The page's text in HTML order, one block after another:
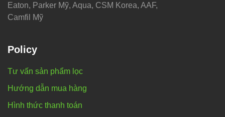
Eaton, Parker Mỹ, Aqua, CSM Korea, AAF,
Camfil Mỹ
Policy
Tư vấn sản phẩm lọc
Hướng dẫn mua hàng
Hình thức thanh toán